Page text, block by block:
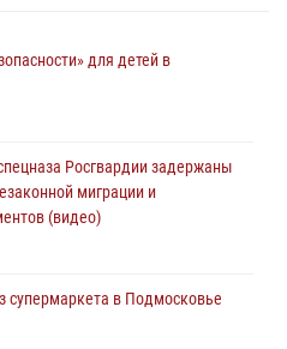
для детей в
Росгвардии задержаны
миграции и
(видео)
супермаркета в Подмосковье